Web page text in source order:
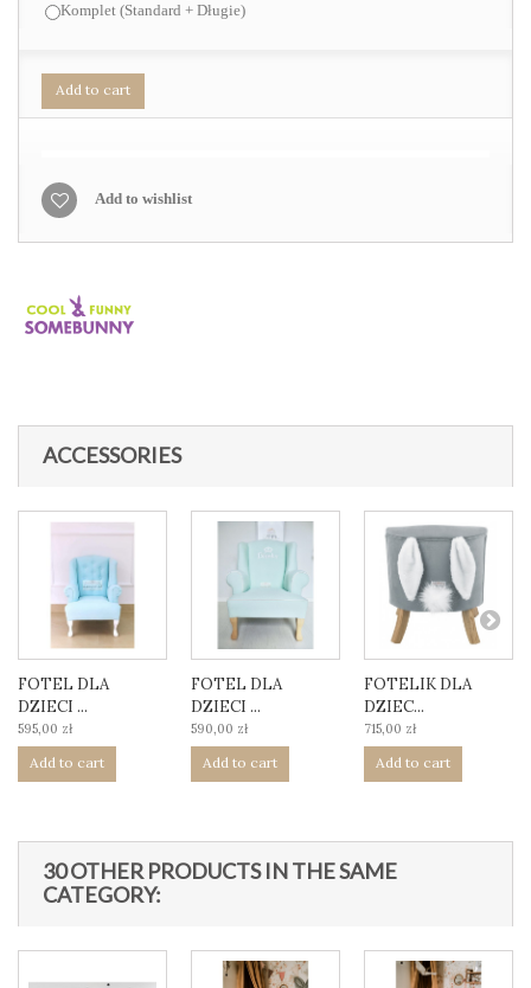
Komplet (Standard + Długie)
Add to cart
Add to wishlist
ACCESSORIES
FOTEL DLA
DZIECI ...
595,00 zł
Add to cart
FOTEL DLA
DZIECI ...
590,00 zł
Add to cart
FOTELIK DLA
DZIEC...
715,00 zł
Add to cart
30 OTHER PRODUCTS IN THE SAME
CATEGORY: